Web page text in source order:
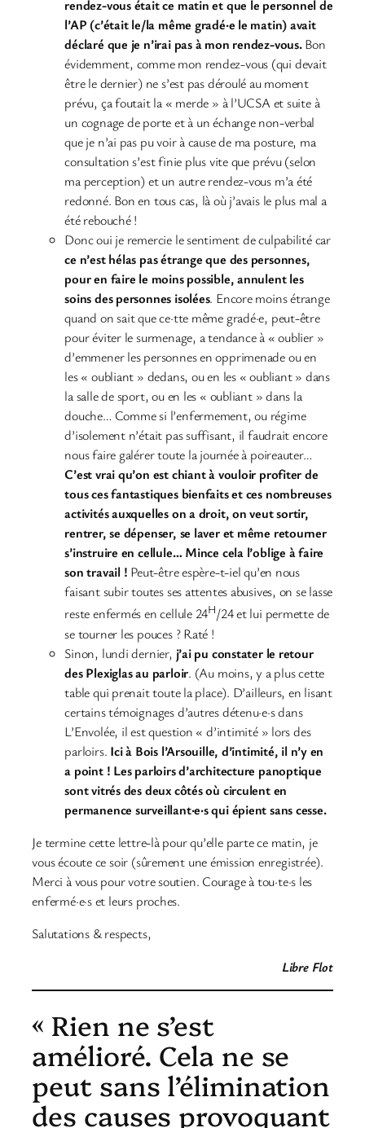
rendez-vous était ce matin et que le personnel de
l’AP (c’était le/la même gradé·e le matin) avait
déclaré que je n’irai pas à mon rendez-vous.Bon
évidemment, comme mon rendez-vous (qui devait
être le dernier) ne s’est pas déroulé au moment
prévu, ça foutait la « merde » à l’UCSA et suite à
un cognage de porte et à un échange non-verbal
que je n’ai pas pu voir à cause de ma posture, ma
consultation s’est finie plus vite que prévu (selon
ma perception) et un autre rendez-vous m’a été
redonné. Bon en tous cas, là où j’avais le plus mal a
été rebouché !
Donc oui je remercie le sentiment de culpabilité car
ce n’est hélas pas étrange que des personnes,
pour en faire le moins possible, annulent les
soins des personnes isolées. Encore moins étrange
quand on sait que ce·tte même gradé·e, peut-être
pour éviter le surmenage, a tendance à « oublier »
d’emmener les personnes en opprimenade ou en
les « oubliant » dedans, ou en les « oubliant » dans
la salle de sport, ou en les « oubliant » dans la
douche… Comme si l’enfermement, ou régime
d’isolement n’était pas suffisant, il faudrait encore
nous faire galérer toute la journée à poireauter…
C’est vrai qu’on est chiant à vouloir profiter de
tous ces fantastiques bienfaits et ces nombreuses
activités auxquelles on a droit, on veut sortir,
rentrer, se dépenser, se laver et même retourner
s’instruire en cellule… Mince cela l’oblige à faire
son travail ! Peut-être espère-t-iel qu’en nous
faisant subir toutes ses attentes abusives, on se lasse
reste enfermés en cellule 24H/24 et lui permette de
se tourner les pouces ? Raté !
Sinon, lundi dernier, j’ai pu constater le retour
des Plexiglas au parloir. (Au moins, y a plus cette
table qui prenait toute la place). D’ailleurs, en lisant
certains témoignages d’autres détenu·e·s dans
L’Envolée, il est question « d’intimité » lors des
parloirs. Ici à Bois l’Arsouille, d’intimité, il n’y en
a point ! Les parloirs d’architecture panoptique
sont vitrés des deux côtés où circulent en
permanence surveillant·e·s qui épient sans cesse.
Je termine cette lettre-là pour qu’elle parte ce matin, je
vous écoute ce soir (sûrement une émission enregistrée).
Merci à vous pour votre soutien. Courage à tou·te·s les
enfermé·e·s et leurs proches.
Salutations & respects,
Libre Flot
« Rien ne s’est
amélioré. Cela ne se
peut sans l’élimination
des causes provoquant